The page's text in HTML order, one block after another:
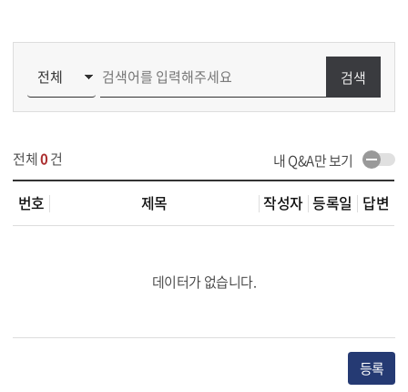
검색
전체0건 내 Q&A만 보기
번호 제목 작성자 등록일 답변
데이터가 없습니다.
등록